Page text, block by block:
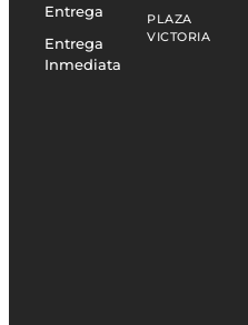
Entrega
Entrega
Inmediata
PLAZA
VICTORIA